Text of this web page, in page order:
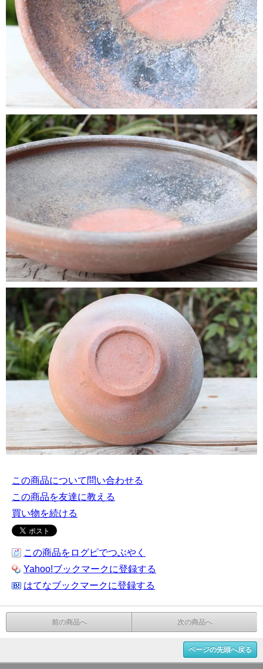
この商品について問い合わせる
この商品を友達に教える
買い物を続ける
この商品をログピでつぶやく
Yahoo!ブックマークに登録する
はてなブックマークに登録する
前の商品へ 次の商品へ
ページの先頭へ戻る